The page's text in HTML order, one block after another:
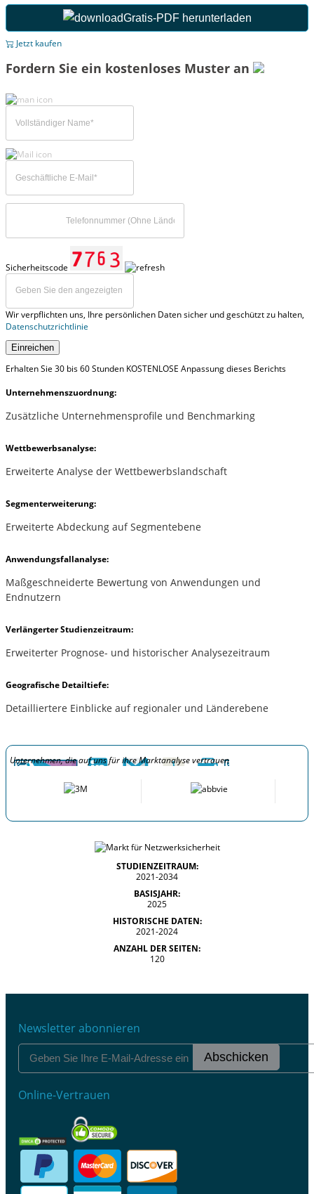
Gratis-PDF herunterladen
Jetzt kaufen
Fordern Sie ein kostenloses Muster an
Sicherheitscode
Wir verpflichten uns, Ihre persönlichen Daten sicher und geschützt zu halten,
Datenschutzrichtlinie
Einreichen
Erhalten Sie 30 bis 60 Stunden KOSTENLOSE Anpassung dieses Berichts
Unternehmenszuordnung:
Zusätzliche Unternehmensprofile und Benchmarking
Wettbewerbsanalyse:
Erweiterte Analyse der Wettbewerbslandschaft
Segmenterweiterung:
Erweiterte Abdeckung auf Segmentebene
Anwendungsfallanalyse:
Maßgeschneiderte Bewertung von Anwendungen und
Endnutzern
Verlängerter Studienzeitraum:
Erweiterter Prognose- und historischer Analysezeitraum
Geografische Detailtiefe:
Detailliertere Einblicke auf regionaler und Länderebene
Unternehmen, die auf uns für ihre Marktanalyse vertrauen
STUDIENZEITRAUM:
2021-2034
BASISJAHR:
2025
HISTORISCHE DATEN:
2021-2024
ANZAHL DER SEITEN:
120
Newsletter abonnieren
Abschicken
Online-Vertrauen